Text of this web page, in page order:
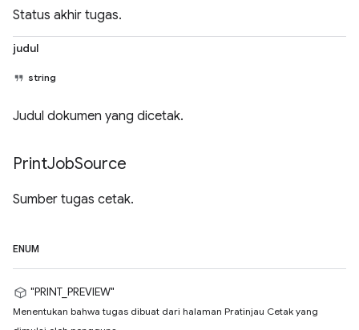
Status akhir tugas.
judul
string
Judul dokumen yang dicetak.
PrintJobSource
Sumber tugas cetak.
ENUM
"PRINT_PREVIEW"
Menentukan bahwa tugas dibuat dari halaman Pratinjau Cetak yang